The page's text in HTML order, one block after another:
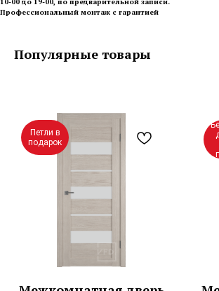
Профессиональный монтаж с гарантией
Популярные товары
Петли в
подарок